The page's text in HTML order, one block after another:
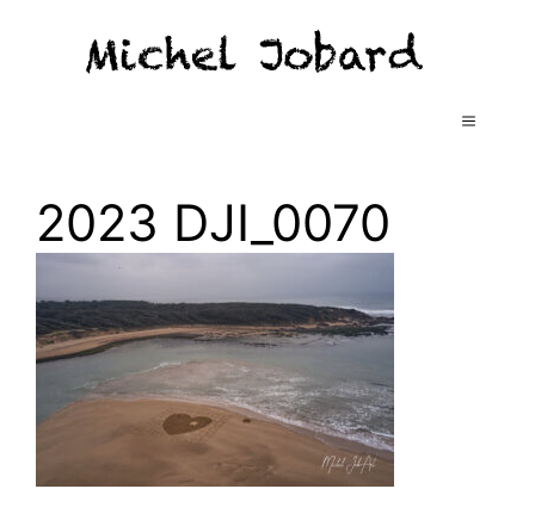
MENU
2023 DJI_0070